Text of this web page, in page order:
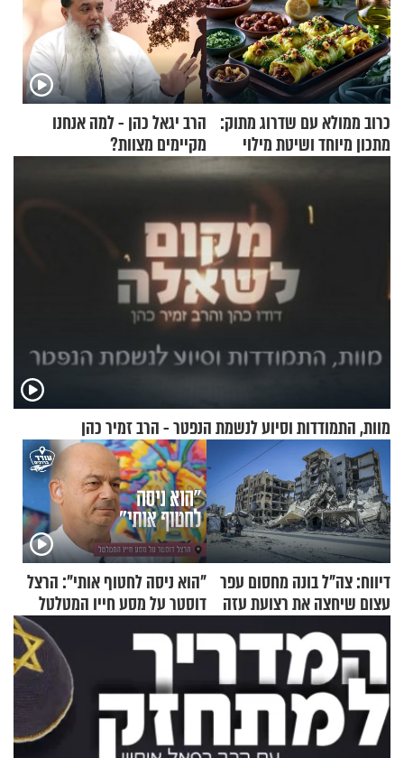
כרוב ממולא עם שדרוג מתוק:
מתכון מיוחד ושיטת מילוי
הרב יגאל כהן - למה אנחנו
מקיימים מצוות?
מוות, התמודדות וסיוע לנשמת הנפטר - הרב זמיר כהן
דיווח: צה"ל בונה מחסום עפר
עצום שיחצה את רצועת עזה
לשניים
"הוא ניסה לחטוף אותי": הרצל
דוסטר על מסע חייו המטלטל